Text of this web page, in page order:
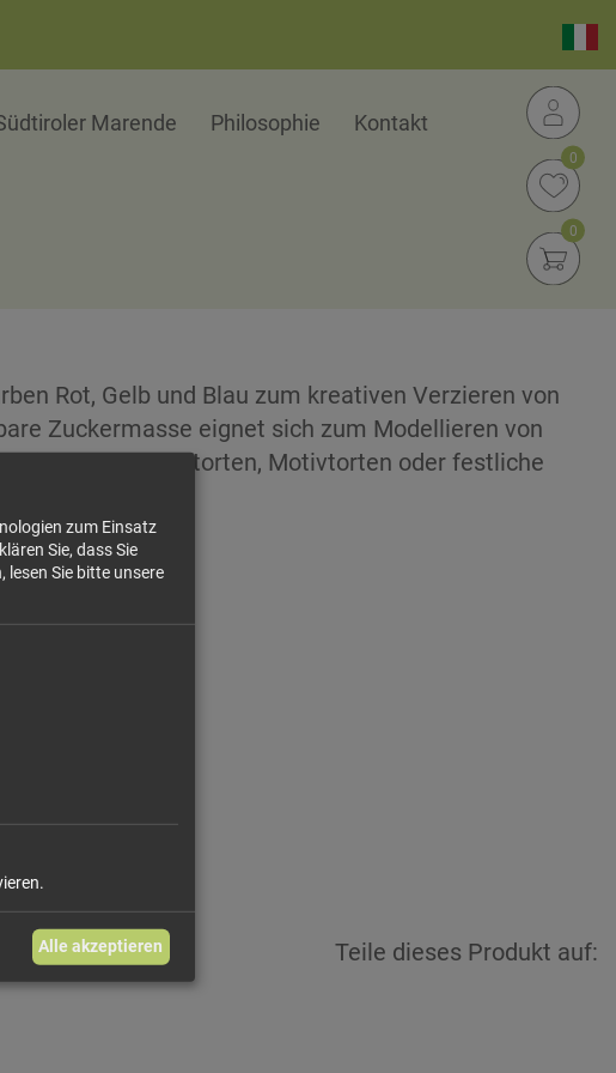
Marende Philosophie Kontakt
0
0
Rot, Gelb und Blau zum kreativen Verzieren von
Zuckermasse eignet sich zum Modellieren von
für Geburtstagstorten, Motivtorten oder festliche
Fette (Shea,...
Teile dieses Produkt auf:
zum Einsatz
Sie, dass Sie
lesen Sie bitte unsere
Alle akzeptieren